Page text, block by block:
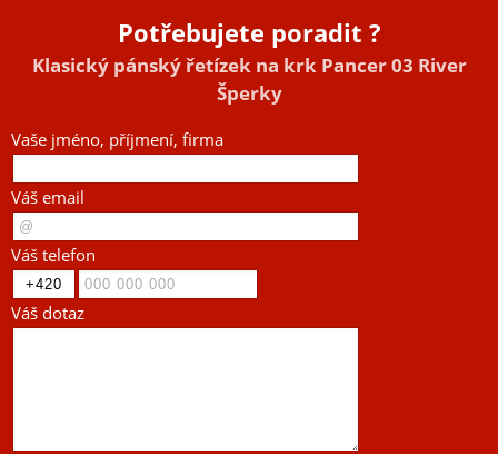
Potřebujete poradit ?
Klasický pánský řetízek na krk Pancer 03 River
Šperky
Vaše jméno, příjmení, firma
Váš email
Váš telefon
Váš dotaz